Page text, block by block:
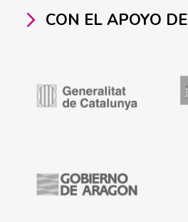
CON EL APOYO DE